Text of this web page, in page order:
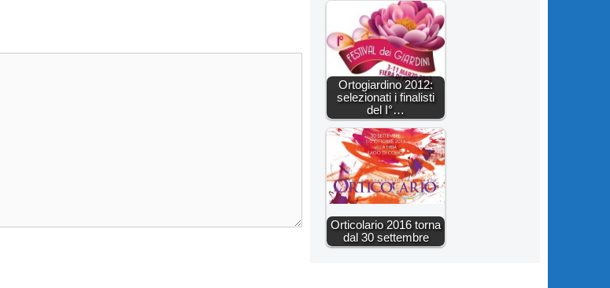
Ortogiardino 2012:
selezionati i finalisti
del I°…
Orticolario 2016 torna
dal 30 settembre